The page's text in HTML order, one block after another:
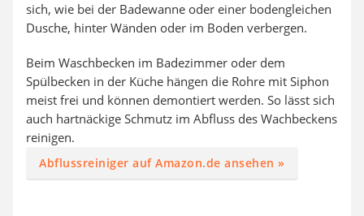
sich, wie bei der Badewanne oder einer bodengleichen
Dusche, hinter Wänden oder im Boden verbergen.
Beim Waschbecken im Badezimmer oder dem
Spülbecken in der Küche hängen die Rohre mit Siphon
meist frei und können demontiert werden. So lässt sich
auch hartnäckige Schmutz im Abfluss des Wachbeckens
reinigen.
Abflussreiniger auf Amazon.de ansehen »